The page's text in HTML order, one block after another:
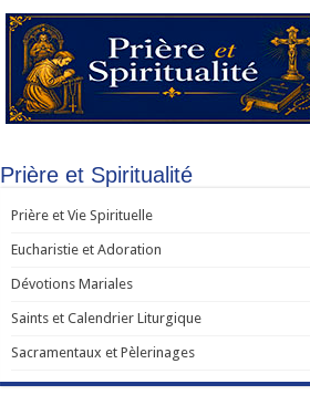
Prière et Spiritualité
Prière et Vie Spirituelle
Eucharistie et Adoration
Dévotions Mariales
Saints et Calendrier Liturgique
Sacramentaux et Pèlerinages